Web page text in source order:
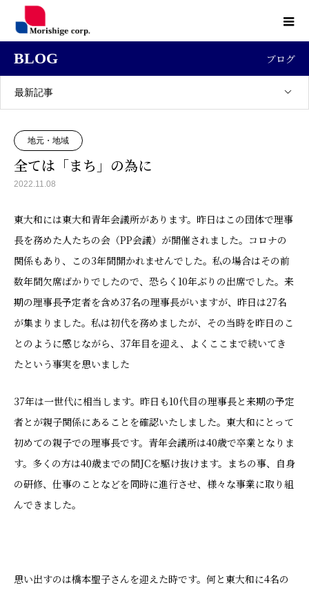
BLOG ブログ
最新記事
地元・地域
全ては「まち」の為に
2022.11.08
東大和には東大和青年会議所があります。昨日はこの団体で理事
長を務めた人たちの会（PP会議）が開催されました。コロナの
関係もあり、この3年間開かれませんでした。私の場合はその前
数年間欠席ばかりでしたので、恐らく10年ぶりの出席でした。来
期の理事長予定者を含め37名の理事長がいますが、昨日は27名
が集まりました。私は初代を務めましたが、その当時を昨日のこ
とのように感じながら、37年目を迎え、よくここまで続いてき
たという事実を思いました
37年は一世代に相当します。昨日も10代目の理事長と来期の予定
者とが親子関係にあることを確認いたしました。東大和にとって
初めての親子での理事長です。青年会議所は40歳で卒業となりま
す。多くの方は40歳までの間JCを駆け抜けます。まちの事、自身
の研修、仕事のことなどを同時に進行させ、様々な事業に取り組
んできました。
思い出すのは橋本聖子さんを迎えた時です。何と東大和に4名の